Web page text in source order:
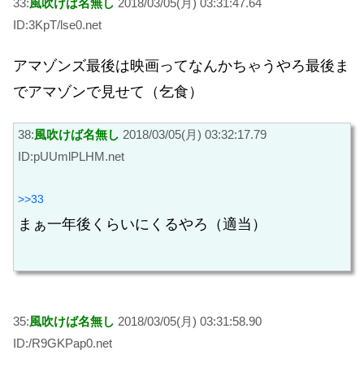
ID:3KpT/lse0.net
アマゾンズ最後は映画ってなんかちゃうやろ最後ま
でアマゾンで見せて（乞食）
38:風吹けば名無し 2018/03/05(月) 03:32:17.79
ID:pUUmlPLHM.net
>>33
まぁ一年後くらいにくるやろ（適当）
35:風吹けば名無し 2018/03/05(月) 03:31:58.90
ID:/R9GKPap0.net